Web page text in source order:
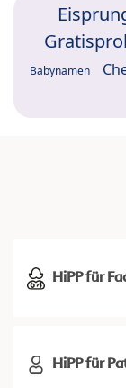
Babynamen
HiPP für
HiPP für